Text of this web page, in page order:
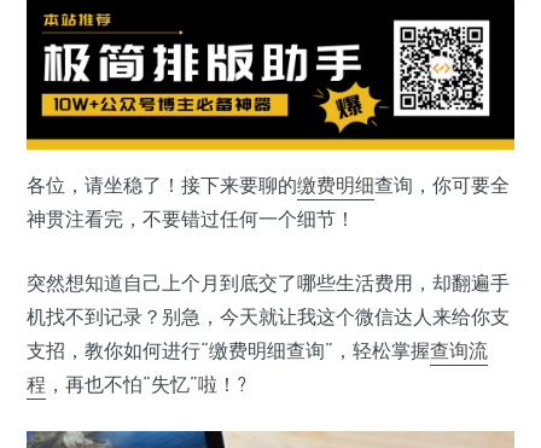
各位，请坐稳了！接下来要聊的缴费明细查询，你可要全
神贯注看完，不要错过任何一个细节！
突然想知道自己上个月到底交了哪些生活费用，却翻遍手
机找不到记录？别急，今天就让我这个微信达人来给你支
支招，教你如何进行“缴费明细查询”，轻松掌握查询流
程 ，再也不怕“失忆”啦！?